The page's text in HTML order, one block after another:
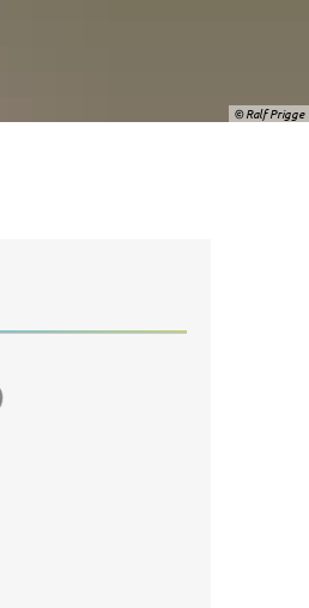
© Ralf Prigge